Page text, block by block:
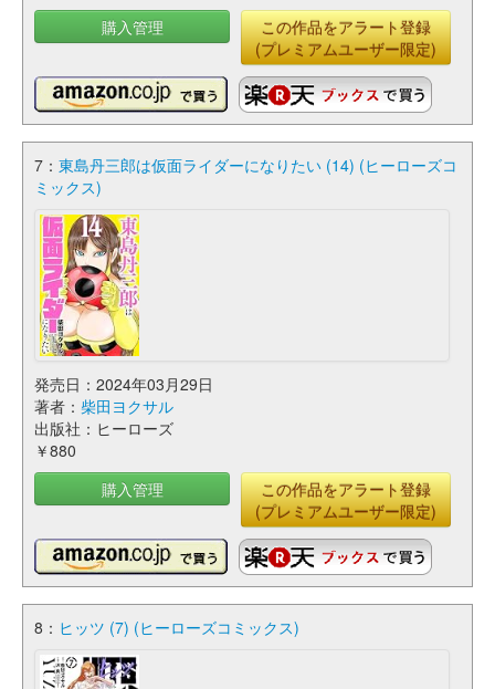
購入管理
この作品をアラート登録
(プレミアムユーザー限定)
7： 東島丹三郎は仮面ライダーになりたい (14) (ヒーローズコ
ミックス)
発売日：2024年03月29日
著者： 柴田ヨクサル
出版社：ヒーローズ
￥880
購入管理
この作品をアラート登録
(プレミアムユーザー限定)
8： ヒッツ (7) (ヒーローズコミックス)